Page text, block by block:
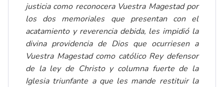
justicia como reconocera Vuestra Magestad por
los dos memoriales que presentan con el
acatamiento y reverencia debida, les impidió la
divina providencia de Dios que ocurriesen a
Vuestra Magestad como católico Rey defensor
de la ley de Christo y columna fuerte de la
Iglesia triunfante a que les mande restituir la